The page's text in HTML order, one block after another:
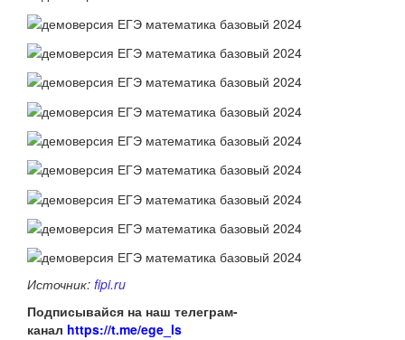
Источник: fipi.ru
Подписывайся на наш телеграм-
канал https://t.me/ege_ls